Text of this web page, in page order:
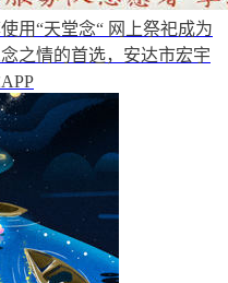
用“天堂念“ 网上祭祀成为
之情的首选，安达市宏宇